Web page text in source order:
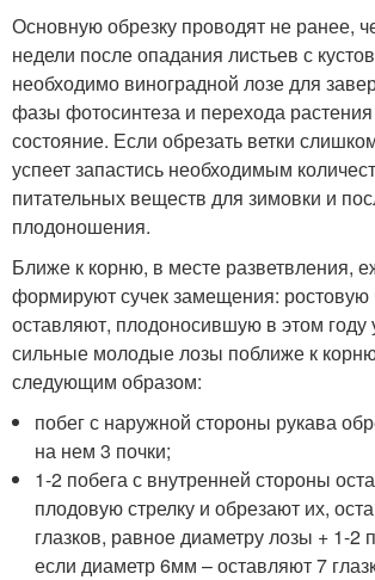
Основную обрезку проводят не ранее,
недели после опадания листьев с
необходимо виноградной лозе для
фазы фотосинтеза и перехода
состояние. Если обрезать ветки
успеет запастись необходимым
питательных веществ для зимовки и
плодоношения.
Ближе к корню, в месте разветвления,
формируют сучек замещения: ростовую
оставляют, плодоносившую в этом
сильные молодые лозы поближе к
следующим образом:
побег с наружной стороны рукава
на нем 3 почки;
1-2 побега с внутренней стороны
плодовую стрелку и обрезают их,
глазков, равное диаметру лозы + 1-2
если диаметр 6мм – оставляют 7